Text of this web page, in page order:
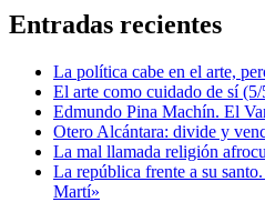
Entradas recientes
La política cabe en el arte,
El arte como cuidado de sí
Edmundo Pina Machín. El
Otero Alcántara: divide y
La mal llamada religión
La república frente a su
Martí»